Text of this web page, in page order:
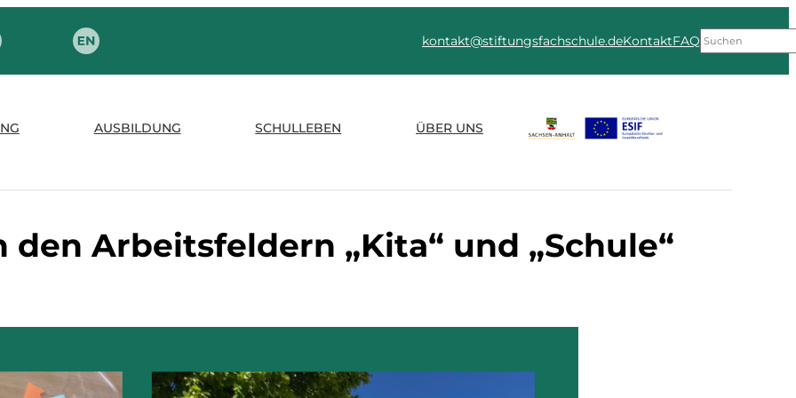
kontakt@stiftungsfachschule.deKontaktFAQ Suchen
AUSBILDUNG SCHULLEBEN ÜBER UNS
den Arbeitsfeldern „Kita“ und „Schule“